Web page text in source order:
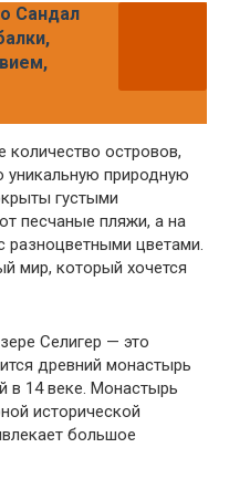
Сандал
островов,
природную
густыми
песчаные пляжи, а на
разноцветными цветами.
мир, который хочется
Селигер — это
древний монастырь
в 14 веке. Монастырь
исторической
большое